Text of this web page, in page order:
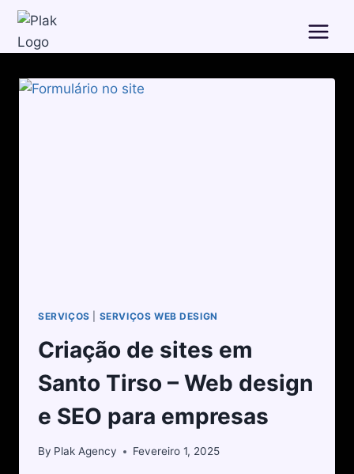
SERVIÇOS SERVIÇOS WEB DESIGN
Criação de sites em
Santo Tirso – Web design
e SEO para empresas
By Plak Agency Fevereiro 1, 2025